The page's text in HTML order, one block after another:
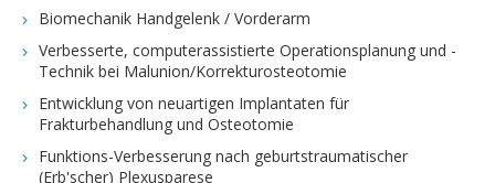
Biomechanik Handgelenk / Vorderarm
Verbesserte, computerassistierte Operationsplanung und -
Technik bei Malunion/Korrekturosteotomie
Entwicklung von neuartigen Implantaten für
Frakturbehandlung und Osteotomie
Funktions-Verbesserung nach geburtstraumatischer
(Erb'scher) Plexusparese